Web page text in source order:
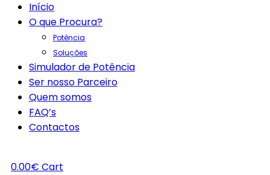
Início
O que Procura?
Potência
Soluções
Simulador de Potência
Ser nosso Parceiro
Quem somos
FAQ’s
Contactos
0.00€ Cart